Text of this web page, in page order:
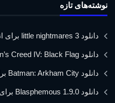
نوشته‌های تازه
دانلود little nightmares 3 برای اندروید
دانلود Assassin’s Creed IV: Black Flag برای اندروید
دانلود Batman: Arkham City برای اندروید
دانلود Blasphemous 1.9.0 برای اندروید